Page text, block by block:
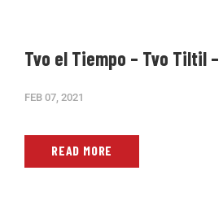
Tvo el Tiempo – Tvo Tiltil
FEB 07, 2021
READ MORE